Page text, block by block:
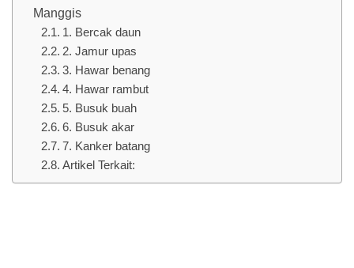
Manggis
1. Bercak daun
2. Jamur upas
3. Hawar benang
4. Hawar rambut
5. Busuk buah
6. Busuk akar
7. Kanker batang
Artikel Terkait: